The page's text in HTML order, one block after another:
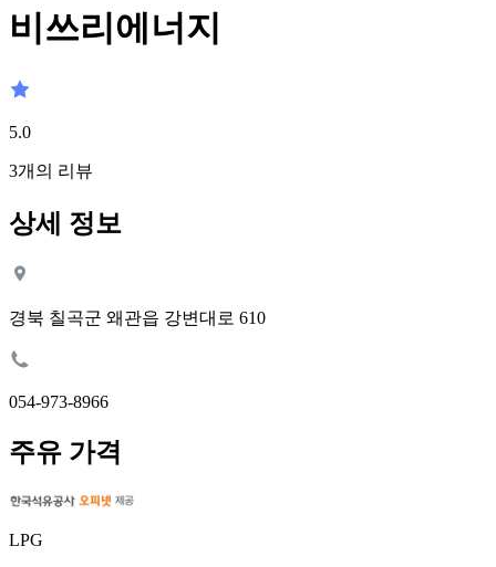
비쓰리에너지
5.0
3개의 리뷰
상세 정보
경북 칠곡군 왜관읍 강변대로 610
054-973-8966
주유 가격
LPG